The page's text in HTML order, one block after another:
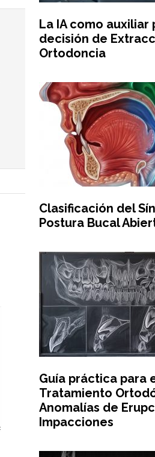
La IA como auxiliar
decisión de
Ortodoncia
Clasificación del
Postura Bucal
Guía práctica para
Tratamiento
Anomalías de
Impacciones